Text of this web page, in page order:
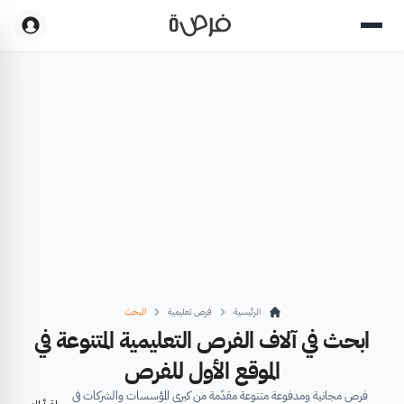
الرئيسية فرص تعليمية البحث
ابحث في آلاف الفرص التعليمية المتنوعة في
الموقع الأول للفرص
فرص مجانية ومدفوعة متنوعة مقدّمة من كبرى المؤسسات والشركات في